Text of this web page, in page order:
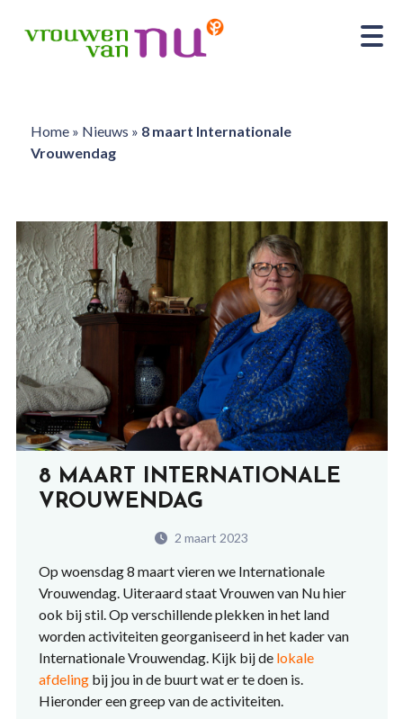
Home» Nieuws » 8 maart Internationale
Vrouwendag
8 MAART INTERNATIONALE
VROUWENDAG
2 maart 2023
Op woensdag 8 maart vieren we Internationale
Vrouwendag. Uiteraard staat Vrouwen van Nu hier
ook bij stil. Op verschillende plekken in het land
worden activiteiten georganiseerd in het kader van
Internationale Vrouwendag. Kijk bij de lokale
afdelingbij jou in de buurt wat er te doen is.
Hieronder een greep van de activiteiten.